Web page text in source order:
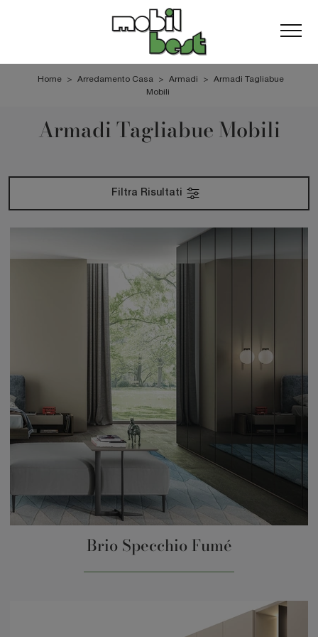
Home > Arredamento Casa > Armadi > Armadi Tagliabue
Mobili
Armadi Tagliabue Mobili
Filtra Risultati
Brio Specchio Fumé